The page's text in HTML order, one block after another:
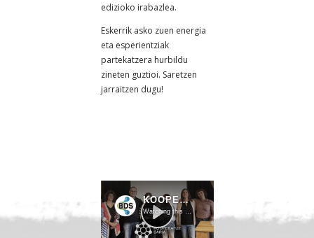
edizioko irabazlea.
Eskerrik asko zuen energia
eta esperientziak
partekatzera hurbildu
zineten guztioi. Saretzen
jarraitzen dugu!